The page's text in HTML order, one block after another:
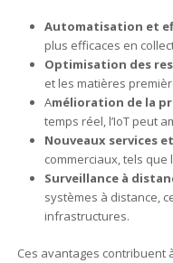
Automatisation et
plus efficaces en
Optimisation des
et les matières
Amélioration de la
temps réel, l’IoT peut
Nouveaux services
commerciaux, tels que
Surveillance à
systèmes à distance,
infrastructures.
Ces avantages